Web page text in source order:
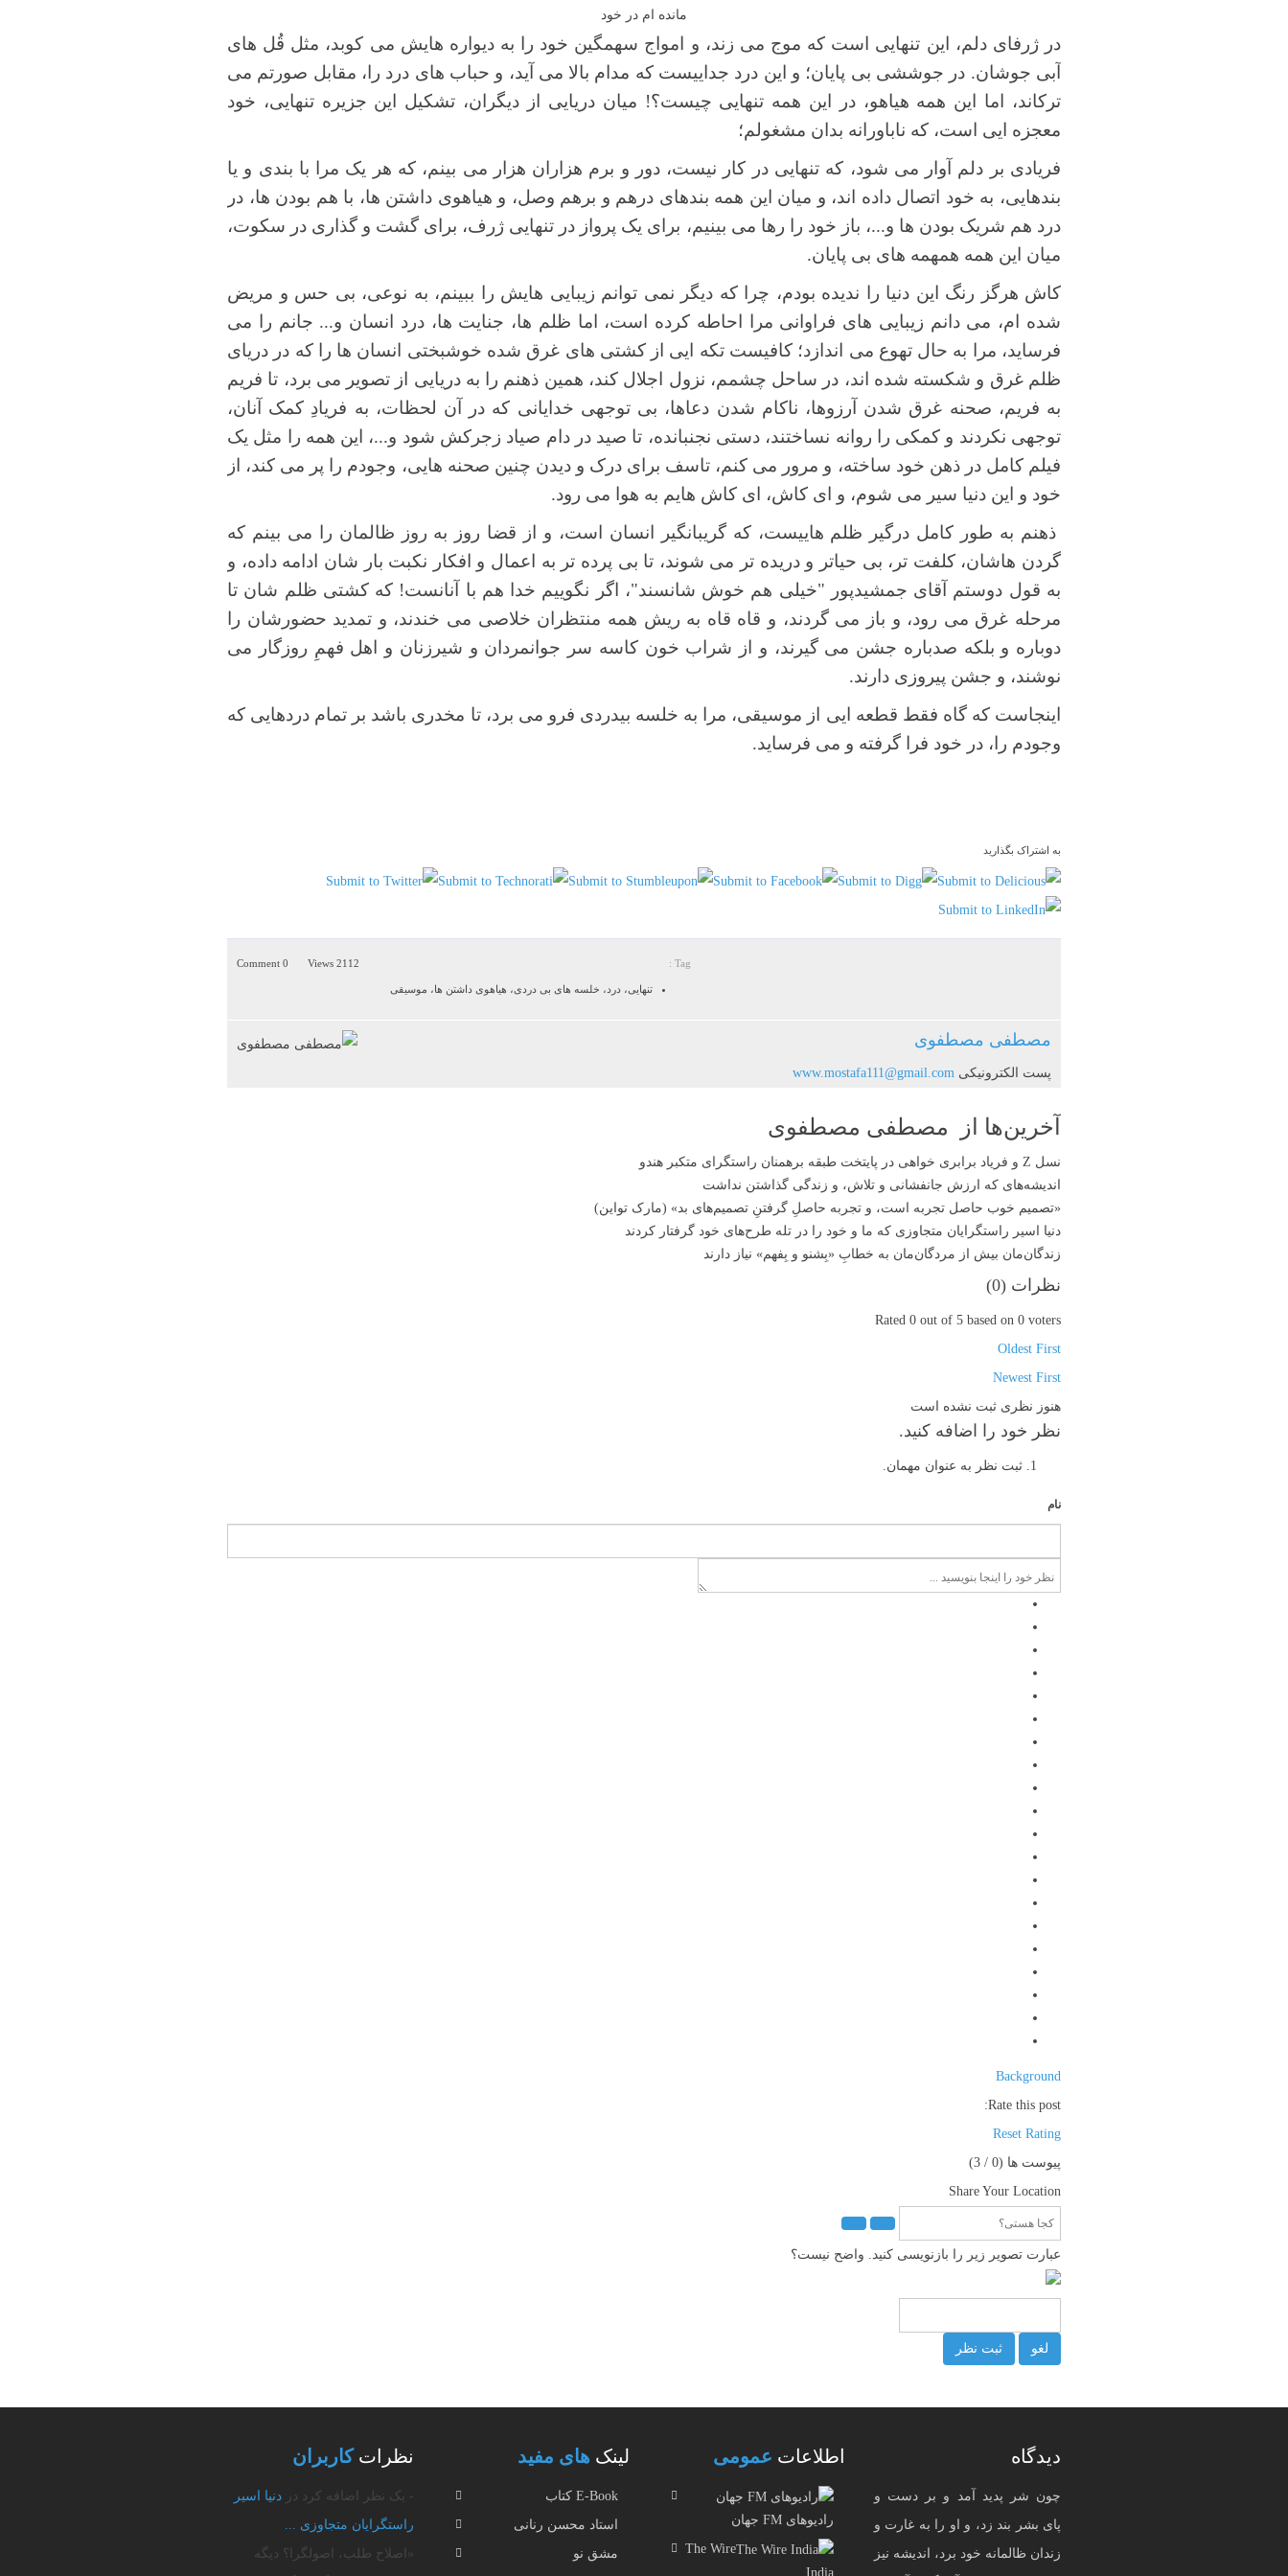
مانده ام در خود
در ژرفای دلم، این تنهایی است که موج می زند، و امواج سهمگین خود را به دیواره هایش می کوبد، مثل قُل های
آبی جوشان. در جوششی بی پایان؛ و این درد جداییست که مدام بالا می آید، و حباب های درد را، مقابل صورتم می
ترکاند، اما این همه هیاهو، در این همه تنهایی چیست؟! میان دریایی از دیگران، تشکیل این جزیره تنهایی، خود
معجزه ایی است، که ناباورانه بدان مشغولم؛
فریادی بر دلم آوار می شود، که تنهایی در کار نیست، دور و برم هزاران هزار می بینم، که هر یک مرا با بندی و یا
بندهایی، به خود اتصال داده اند، و میان این همه بندهای درهم و برهم وصل، و هیاهوی داشتن ها، با هم بودن ها، در
درد هم شریک بودن ها و...، باز خود را رها می بینیم، برای یک پرواز در تنهایی ژرف، برای گشت و گذاری در سکوت،
میان این همه همهمه های بی پایان.
کاش هرگز رنگ این دنیا را ندیده بودم، چرا که دیگر نمی توانم زیبایی هایش را ببینم، به نوعی، بی حس و مریض
شده ام، می دانم زیبایی های فراوانی مرا احاطه کرده است، اما ظلم ها، جنایت ها، درد انسان و... جانم را می
فرساید، مرا به حال تهوع می اندازد؛ کافیست تکه ایی از کشتی های غرق شده خوشبختی انسان ها را که در دریای
ظلم غرق و شکسته شده اند، در ساحل چشمم، نزول اجلال کند، همین ذهنم را به دریایی از تصویر می برد، تا فریم
به فریم، صحنه غرق شدن آرزوها، ناکام شدن دعاها، بی توجهی خدایانی که در آن لحظات، به فریادِ کمک آنان،
توجهی نکردند و کمکی را روانه نساختند، دستی نجنبانده، تا صید در دام صیاد زجرکش شود و...، این همه را مثل یک
فیلم کامل در ذهن خود ساخته، و مرور می کنم، تاسف برای درک و دیدن چنین صحنه هایی، وجودم را پر می کند، از
خود و این دنیا سیر می شوم، و ای کاش، ای کاش هایم به هوا می رود.
ذهنم به طور کامل درگیر ظلم هاییست، که گریبانگیر انسان است، و از قضا روز به روز ظالمان را می بینم که
گردن هاشان، کلفت تر، بی حیاتر و دریده تر می شوند، تا بی پرده تر به اعمال و افکار نکبت بار شان ادامه داده، و
به قول دوستم آقای جمشیدپور "خیلی هم خوش شانسند"، اگر نگوییم خدا هم با آنانست! که کشتی ظلم شان تا
مرحله غرق می رود، و باز می گردند، و قاه قاه به ریش همه منتظران خلاصی می خندند، و تمدید حضورشان را
دوباره و بلکه صدباره جشن می گیرند، و از شراب خون کاسه سر جوانمردان و شیرزنان و اهل فهمِ روزگار می
نوشند، و جشن پیروزی دارند.
اینجاست که گاه فقط قطعه ایی از موسیقی، مرا به خلسه بیدردی فرو می برد، تا مخدری باشد بر تمام دردهایی که
وجودم را، در خود فرا گرفته و می فرساید.
به اشتراک بگذارید
0 Comment 2112 Views Tag :
تنهایی، درد، خلسه های بی دردی، هیاهوی داشتن ها، موسیقی
مصطفی مصطفوی
پست الکترونیکی www.mostafa111@gmail.com
آخرین‌ها از مصطفی مصطفوی
نسل Z و فریاد برابری خواهی در پایتخت طبقه برهمنان راستگرای متکبر هندو
اندیشه‌های که ارزش جانفشانی و تلاش، و زندگی گذاشتن نداشت
«تصمیم‌ خوب حاصل تجربه‌ است، و تجربه حاصلِ گرفتنِ تصمیم‌های بد» (مارک تواین)
دنیا اسیر راستگرایان متجاوزی‌ که ما و خود را در تله طرح‌های خود گرفتار کردند
زندگان‌مان بیش از مردگان‌مان به خطابِ «بِشنو و بِفهم» نیاز دارند
نظرات (0
)
Rated 0 out of 5 based on 0 voters
Oldest First
Newest First
هنوز نظری ثبت نشده است
نظر خود را اضافه کنید.
ثبت نظر به عنوان مهمان.
نام
Background
Rate this post:
Reset Rating
پیوست ها (0
/ 3)
Share Your Location
عبارت تصویر زیر را بازنویسی کنید. واضح نیست؟
لغو ثبت نظر
دیدگاه
چون شر پدید آمد و بر دست و
پای بشر بند زد، و او را به غارت و
زندان ظالمانه خود برد، اندیشه نیز
اطلاعات عمومی
رادیوهای FM جهان
The Wire
India
لینک های مفید
E-Book کتاب
استاد محسن رنانی
مشق نو
نظرات کاربران
- یک نظر اضافه کرد در دنیا اسیر
راستگرایان متجاوزی‌ ...
«اصلاح طلب، اصولگرا؟ دیگه